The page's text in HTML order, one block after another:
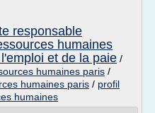
responsable
humaines
et de la paie /
humaines paris /
humaines paris / profil
humaines